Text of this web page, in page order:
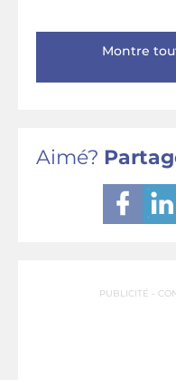
Montre
Aimé?
PUBLICITÉ -